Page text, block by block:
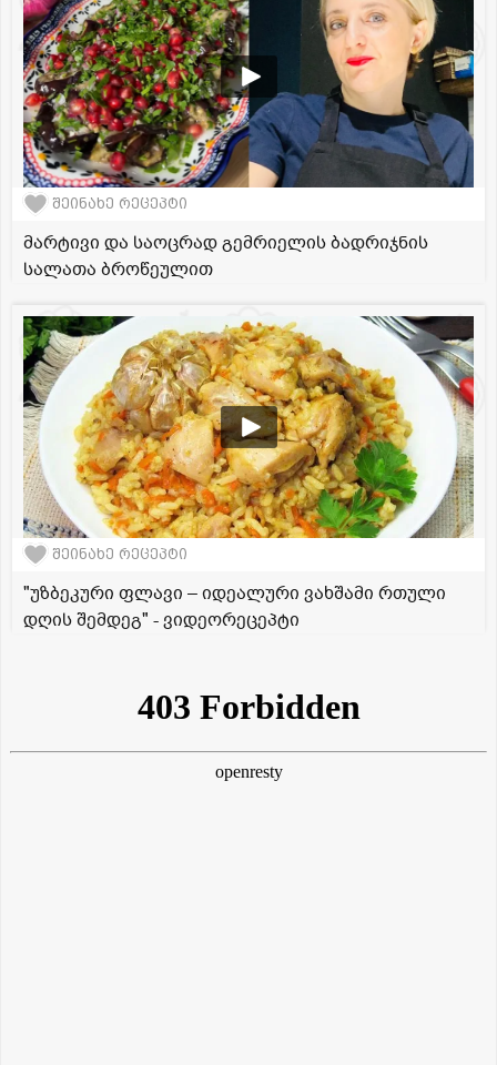
შეინახე რეცეპტი
მარტივი და საოცრად გემრიელის ბადრიჯნის
სალათა ბროწეულით
შეინახე რეცეპტი
"უზბეკური ფლავი – იდეალური ვახშამი რთული
დღის შემდეგ" - ვიდეორეცეპტი